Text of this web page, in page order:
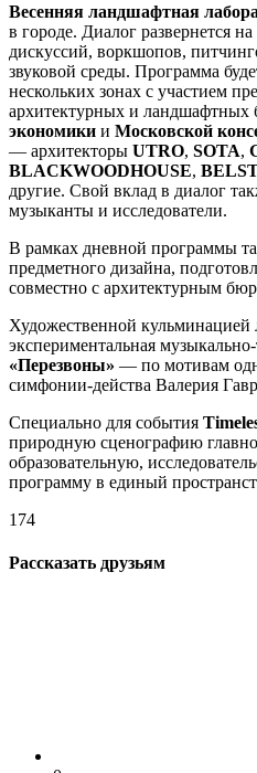
Весенняя ландшафтная
в городе. Диалог развернется
дискуссий, воркшопов,
звуковой среды. Программа
нескольких зонах с участием
архитектурных и ландшафтных
экономики и Московской
— архитекторы UTRO, SOTA,
BLACKWOODHOUSE,
другие. Свой вклад в диалог
музыканты и исследователи.
В рамках дневной программы
предметного дизайна,
совместно с архитектурным
Художественной кульминацией
экспериментальная
«Перезвоны» — по мотивам
симфонии-действа Валерия
Специально для события
природную сценографию
образовательную,
программу в единый
174
Рассказать друзьям